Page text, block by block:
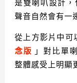
是雙喇叭設計
聲音自然會有一
從上方影片中可
念版
」對比單
整體感受上明顯